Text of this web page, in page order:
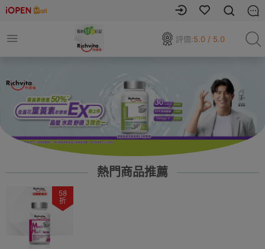
評價:5.0 / 5.0
熱門商品推薦
58
折